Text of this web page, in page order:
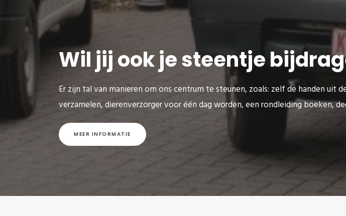
Wil jij ook je steentje
Er zijn tal van manieren om ons centrum te steunen, zoals: zelf de handen
verzamelen, dierenverzorger voor één dag worden, een rondleiding boeken,
MEER INFORMATIE